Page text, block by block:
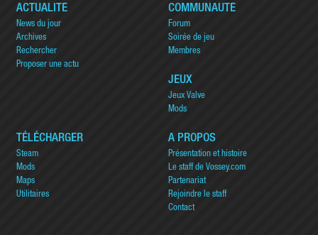
ACTUALITÉ
News du jour
Archives
Rechercher
Proposer une actu
COMMUNAUTÉ
Forum
Soirée de jeu
Membres
JEUX
Jeux Valve
Mods
TÉLÉCHARGER
Steam
Mods
Maps
Utilitaires
A PROPOS
Présentation et histoire
Le staff de Vossey.com
Partenariat
Rejoindre le staff
Contact